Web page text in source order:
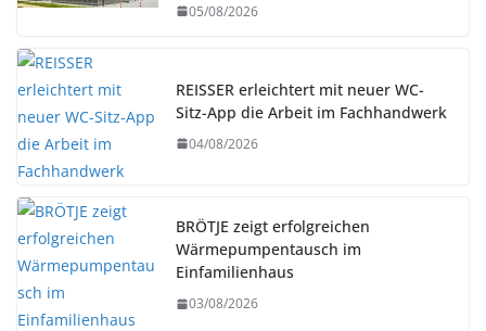
05/08/2026
REISSER erleichtert mit neuer WC-
Sitz-App die Arbeit im Fachhandwerk
04/08/2026
BRÖTJE zeigt erfolgreichen
Wärmepumpentausch im
Einfamilienhaus
03/08/2026